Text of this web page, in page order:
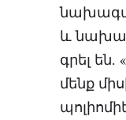
և
գրել
մենք